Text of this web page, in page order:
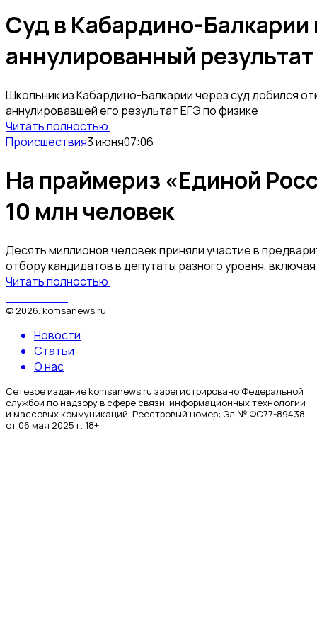
Суд в Кабардино-Балкарии
аннулированный
Школьник из Кабардино-Балкарии через суд добился
аннулировавшей его результат ЕГЭ по физике
Читать полностью
Происшествия3 июня07:06
На праймериз «Единой
10 млн человек
Десять миллионов человек приняли участие в
отбору кандидатов в депутаты разного уровня,
Читать полностью
© 2026 komsanews.ru
Новости
Статьи
О нас
Сетевое издание komsanews.ru зарегистрировано Федеральной
службой по надзору в сфере связи, информационных технологий
и массовых коммуникаций. Реестровый номер: Эл № ФС77-89438
от 06 мая 2025 г. 18+